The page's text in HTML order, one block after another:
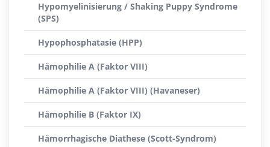
Hypomyelinisierung / Shaking Puppy Syndrome
(SPS)
Hypophosphatasie (HPP)
Hämophilie A (Faktor VIII)
Hämophilie A (Faktor VIII) (Havaneser)
Hämophilie B (Faktor IX)
Hämorrhagische Diathese (Scott-Syndrom)